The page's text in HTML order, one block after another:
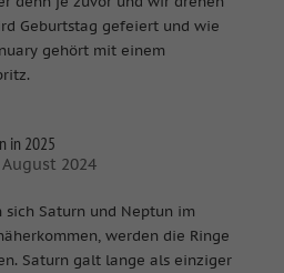
Geburtstag gefeiert und wie
gehört mit einem
in 2025
August 2024
sich Saturn und Neptun im
werden die Ringe
Saturn galt lange als einziger